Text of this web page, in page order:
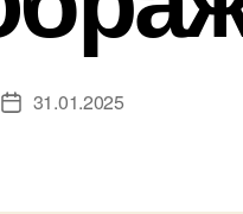
Дата31.01.2025